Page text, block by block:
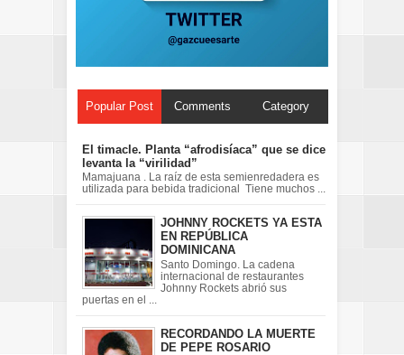
Popular Post Comments Category
El timacle. Planta “afrodisíaca” que se dice
levanta la “virilidad”
Mamajuana . La raíz de esta semienredadera es
utilizada para bebida tradicional Tiene muchos ...
JOHNNY ROCKETS YA ESTA
EN REPÚBLICA
DOMINICANA
Santo Domingo. La cadena
internacional de restaurantes
Johnny Rockets abrió sus
puertas en el ...
RECORDANDO LA MUERTE
DE PEPE ROSARIO